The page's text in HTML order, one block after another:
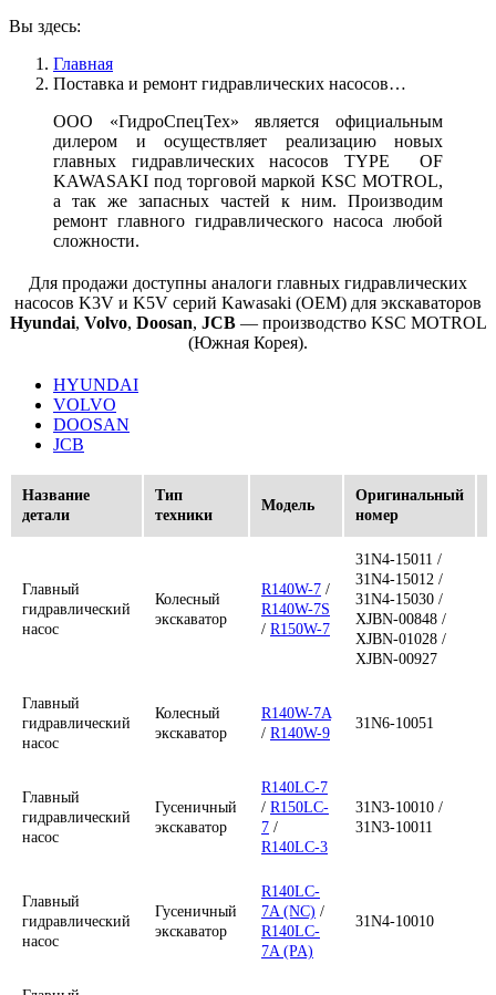
Вы здесь:
Главная
Поставка и ремонт гидравлических насосов…
ООО «ГидроСпецТех» является официальным
дилером и осуществляет реализацию новых
главных гидравлических насосов TYPE OF
KAWASAKI под торговой маркой KSC MOTROL,
а так же запасных частей к ним. Производим
ремонт главного гидравлического насоса любой
сложности.
Для продажи доступны аналоги главных гидравлических
насосов K3V и K5V серий Kawasaki (ОЕМ) для экскаваторов
Hyundai, Volvo, Doosan, JCB— производство KSC MOTROL
(Южная Корея).
HYUNDAI
VOLVO
DOOSAN
JCB
Название
детали
Тип
техники
Модель
Оригинальный
номер
Главный
гидравлический
насос
Колесный
экскаватор
R140W-7 /
R140W-7S
/ R150W-7
31N4-15011 /
31N4-15012 /
31N4-15030 /
XJBN-00848 /
XJBN-01028 /
XJBN-00927
Главный
гидравлический
насос
Колесный
экскаватор
R140W-7A
/ R140W-9
31N6-10051
Главный
гидравлический
насос
Гусеничный
экскаватор
R140LC-7
/ R150LC-
7 /
R140LC-3
31N3-10010 /
31N3-10011
Главный
гидравлический
насос
Гусеничный
экскаватор
R140LC-
7A (NC) /
R140LC-
7A (PA)
31N4-10010